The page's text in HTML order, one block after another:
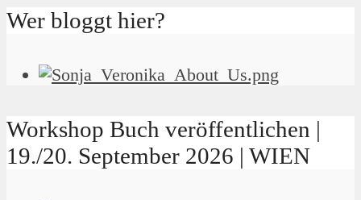
Wer bloggt hier?
Workshop Buch veröffentlichen |
19./20. September 2026 | WIEN